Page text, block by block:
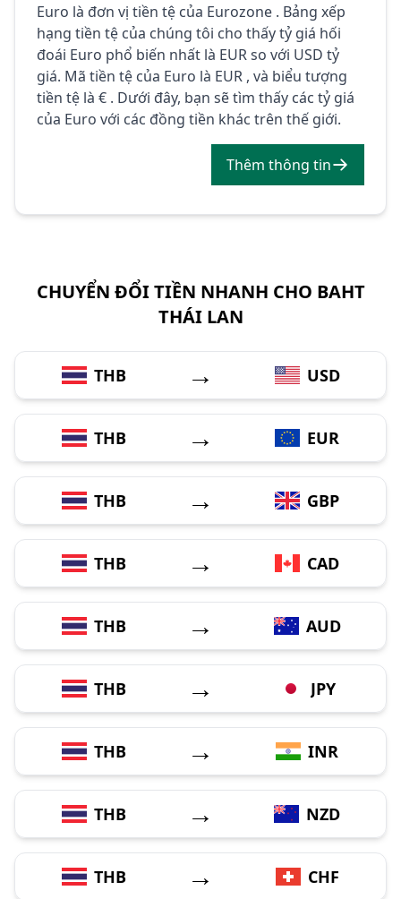
Euro là đơn vị tiền tệ của Eurozone . Bảng xếp
hạng tiền tệ của chúng tôi cho thấy tỷ giá hối
đoái Euro phổ biến nhất là EUR so với USD tỷ
giá. Mã tiền tệ của Euro là EUR , và biểu tượng
tiền tệ là € . Dưới đây, bạn sẽ tìm thấy các tỷ giá
của Euro với các đồng tiền khác trên thế giới.
Thêm thông tin
CHUYỂN ĐỔI TIỀN NHANH CHO BAHT
THÁI LAN
THB → USD
THB → EUR
THB → GBP
THB → CAD
THB → AUD
THB → JPY
THB → INR
THB → NZD
THB → CHF